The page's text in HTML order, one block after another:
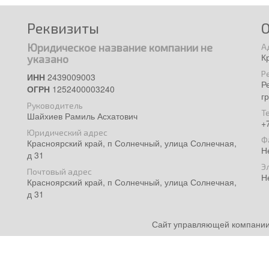
Реквизиты
Юридическое название компании не
указано
ИНН 2439009003
ОГРН 1252400003240
Руководитель
Шайхиев Рамиль Асхатович
Юридический адрес
Красноярский край, п Солнечный, улица Солнечная,
д 31
Почтовый адрес
Красноярский край, п Солнечный, улица Солнечная,
д 31
Сайт управляющей